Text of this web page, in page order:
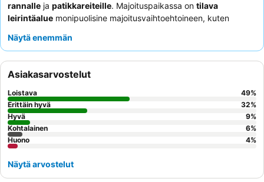
rannalle ja patikkareiteille. Majoituspaikassa on tilava
leirintäalue monipuolisine majoitusvaihtoehtoineen, kuten
ilmainenaamusauna
herkullisia
lemmikkiystävällisiä vaihtoehtoja. Todella ainutlaatuisen
kokemuksen saamiseksi harkitse
porealtaalla
Näytä enemmän
Asiakasarvostelut
Loistava 49%
Erittäin hyvä
32%
Hyvä
9%
Kohtalainen
6%
Huono
4%
Näytä arvostelut